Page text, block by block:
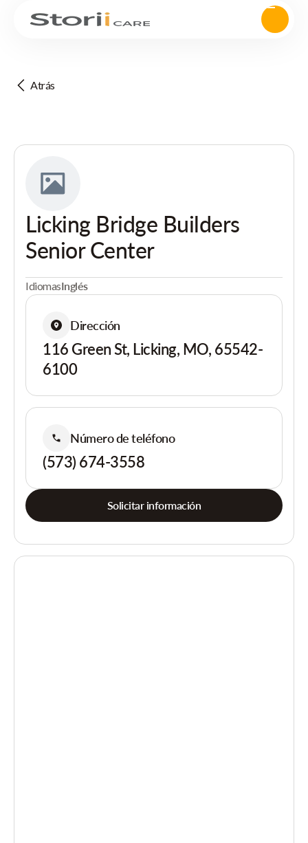
Atrás
Licking Bridge Builders
Senior Center
IdiomasInglés
Dirección
116 Green St, Licking, MO, 65542-
6100
Número de teléfono
(573) 674-3558
Solicitar información